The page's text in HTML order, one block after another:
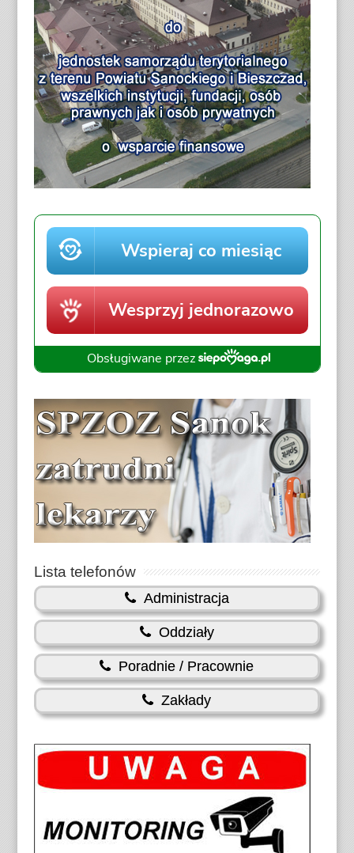
Lista telefonów
Administracja
Oddziały
Poradnie / Pracownie
Zakłady